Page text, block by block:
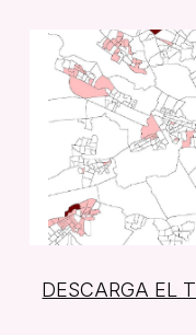
DESCARGA EL